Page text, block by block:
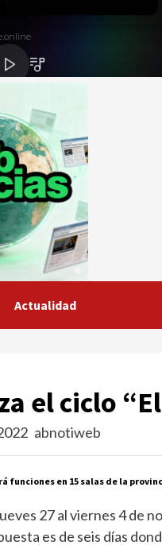
Actualidad
el ciclo
abnotiweb
funciones en 15 salas de la
27 al viernes 4 de
es de seis días